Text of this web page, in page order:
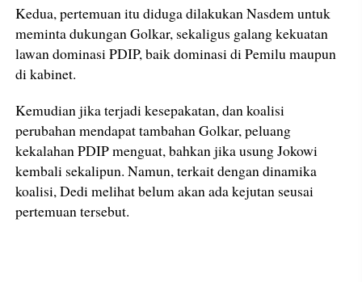
Kedua, pertemuan itu diduga dilakukan Nasdem untuk
meminta dukungan Golkar, sekaligus galang kekuatan
lawan dominasi PDIP, baik dominasi di Pemilu maupun
di kabinet.
Kemudian jika terjadi kesepakatan, dan koalisi
perubahan mendapat tambahan Golkar, peluang
kekalahan PDIP menguat, bahkan jika usung Jokowi
kembali sekalipun. Namun, terkait dengan dinamika
koalisi, Dedi melihat belum akan ada kejutan seusai
pertemuan tersebut.